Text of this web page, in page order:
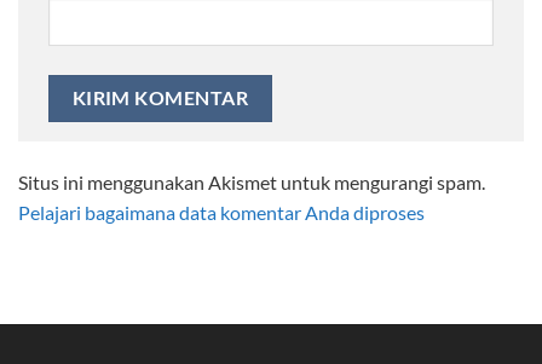
Situs ini menggunakan Akismet untuk mengurangi spam.
Pelajari bagaimana data komentar Anda diproses